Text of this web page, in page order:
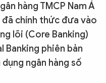
hàng TMCP Nam Á
đã chính thức đưa vào
lõi (Core Banking)
Banking phiên bản
ngân hàng số